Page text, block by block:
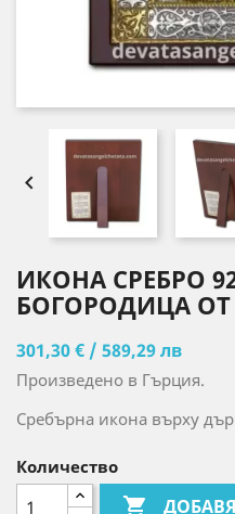

ИКОНА СРЕБРО
БОГОРОДИЦА ОТ
301,30 € / 589,29 лв
Произведено в Гърция.
Сребърна икона върху
Количество
